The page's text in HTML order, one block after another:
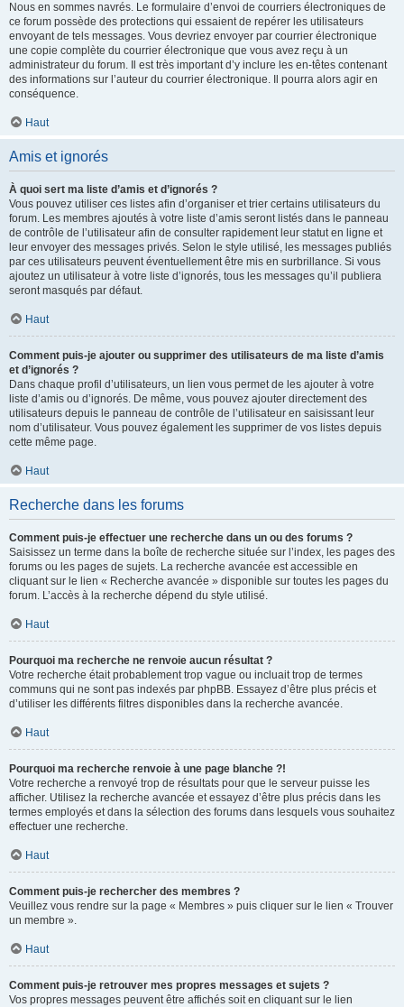
Nous en sommes navrés. Le formulaire d’envoi de courriers électroniques de
ce forum possède des protections qui essaient de repérer les utilisateurs
envoyant de tels messages. Vous devriez envoyer par courrier électronique
une copie complète du courrier électronique que vous avez reçu à un
administrateur du forum. Il est très important d’y inclure les en-têtes contenant
des informations sur l’auteur du courrier électronique. Il pourra alors agir en
conséquence.
Haut
Amis et ignorés
À quoi sert ma liste d’amis et d’ignorés ?
Vous pouvez utiliser ces listes afin d’organiser et trier certains utilisateurs du
forum. Les membres ajoutés à votre liste d’amis seront listés dans le panneau
de contrôle de l’utilisateur afin de consulter rapidement leur statut en ligne et
leur envoyer des messages privés. Selon le style utilisé, les messages publiés
par ces utilisateurs peuvent éventuellement être mis en surbrillance. Si vous
ajoutez un utilisateur à votre liste d’ignorés, tous les messages qu’il publiera
seront masqués par défaut.
Haut
Comment puis-je ajouter ou supprimer des utilisateurs de ma liste d’amis
et d’ignorés ?
Dans chaque profil d’utilisateurs, un lien vous permet de les ajouter à votre
liste d’amis ou d’ignorés. De même, vous pouvez ajouter directement des
utilisateurs depuis le panneau de contrôle de l’utilisateur en saisissant leur
nom d’utilisateur. Vous pouvez également les supprimer de vos listes depuis
cette même page.
Haut
Recherche dans les forums
Comment puis-je effectuer une recherche dans un ou des forums ?
Saisissez un terme dans la boîte de recherche située sur l’index, les pages des
forums ou les pages de sujets. La recherche avancée est accessible en
cliquant sur le lien « Recherche avancée » disponible sur toutes les pages du
forum. L’accès à la recherche dépend du style utilisé.
Haut
Pourquoi ma recherche ne renvoie aucun résultat ?
Votre recherche était probablement trop vague ou incluait trop de termes
communs qui ne sont pas indexés par phpBB. Essayez d’être plus précis et
d’utiliser les différents filtres disponibles dans la recherche avancée.
Haut
Pourquoi ma recherche renvoie à une page blanche ?!
Votre recherche a renvoyé trop de résultats pour que le serveur puisse les
afficher. Utilisez la recherche avancée et essayez d’être plus précis dans les
termes employés et dans la sélection des forums dans lesquels vous souhaitez
effectuer une recherche.
Haut
Comment puis-je rechercher des membres ?
Veuillez vous rendre sur la page « Membres » puis cliquer sur le lien « Trouver
un membre ».
Haut
Comment puis-je retrouver mes propres messages et sujets ?
Vos propres messages peuvent être affichés soit en cliquant sur le lien